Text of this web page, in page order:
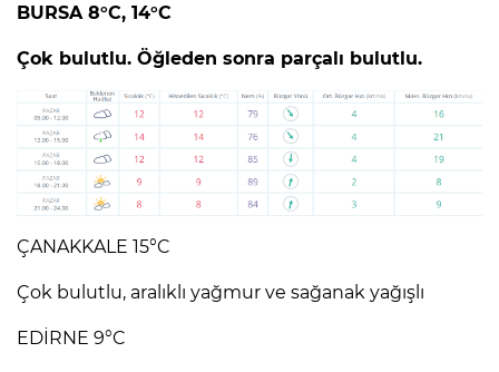
BURSA 8°C, 14°C
Çok bulutlu. Öğleden sonra parçalı bulutlu.
ÇANAKKALE 15°C
Çok bulutlu, aralıklı yağmur ve sağanak yağışlı
EDİRNE 9°C